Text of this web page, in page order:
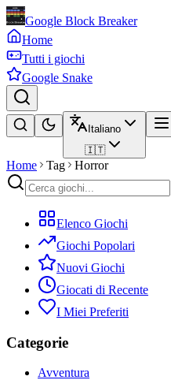
Google Block Breaker
Home
Tutti i giochi
Google Snake
Italiano
🇮🇹
Home Tag Horror
Elenco Giochi
Giochi Popolari
Nuovi Giochi
Giocati di Recente
I Miei Preferiti
Categorie
Avventura